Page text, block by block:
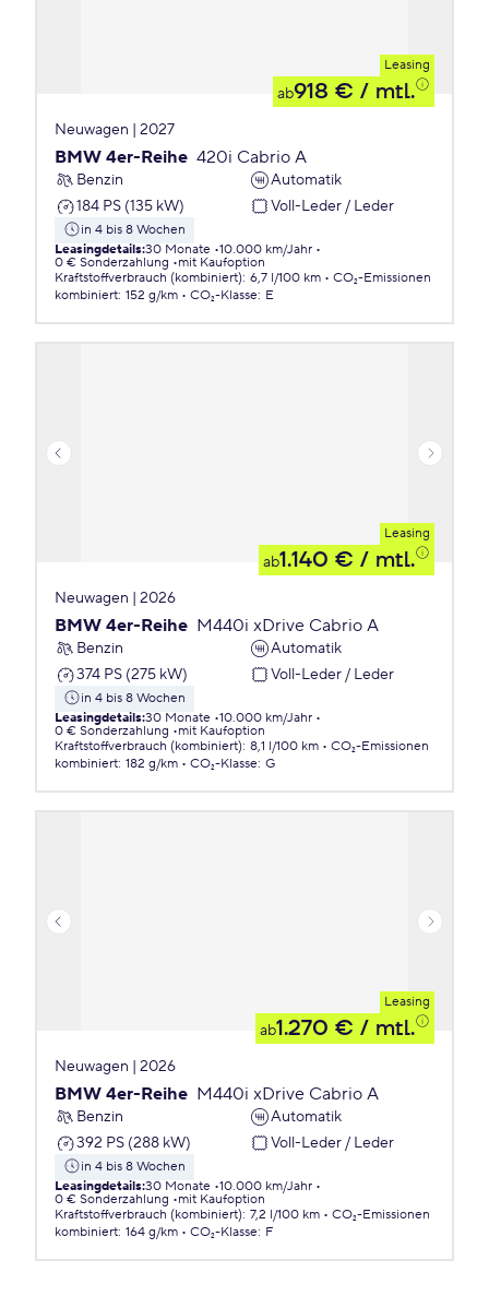
Leasing
ab918 € / mtl.
Neuwagen | 2027
BMW 4er-Reihe 420i Cabrio A
Benzin
Automatik
184 PS (135 kW)
Voll-Leder / Leder
in 4 bis 8 Wochen
Leasingdetails:30 Monate 10.000 km/Jahr
0 € Sonderzahlung
mit Kaufoption
Kraftstoffverbrauch (kombiniert): 6,7 l/100 km
CO₂-Emissionen
kombiniert: 152 g/km CO₂-Klasse: E
Leasing
ab1.140 € / mtl.
Neuwagen | 2026
BMW 4er-Reihe M440i xDrive Cabrio A
Benzin
Automatik
374 PS (275 kW)
Voll-Leder / Leder
in 4 bis 8 Wochen
Leasingdetails:30 Monate 10.000 km/Jahr
0 € Sonderzahlung
mit Kaufoption
Kraftstoffverbrauch (kombiniert): 8,1 l/100 km
CO₂-Emissionen
kombiniert: 182 g/km CO₂-Klasse: G
Leasing
ab1.270 € / mtl.
Neuwagen | 2026
BMW 4er-Reihe M440i xDrive Cabrio A
Benzin
Automatik
392 PS (288 kW)
Voll-Leder / Leder
in 4 bis 8 Wochen
Leasingdetails:30 Monate 10.000 km/Jahr
0 € Sonderzahlung
mit Kaufoption
Kraftstoffverbrauch (kombiniert): 7,2 l/100 km
CO₂-Emissionen
kombiniert: 164 g/km CO₂-Klasse: F